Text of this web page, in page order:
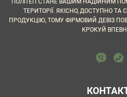
ПОЛІТЕП СТАНЕ ВАШИМ НАДІЙНИМ
ТЕРИТОРІЇ. ЯКІСНО, ДОСТУПНО
ПРОДУКЦІЮ, ТОМУ ФІРМОВИЙ ДЕВІЗ
КРОКУЙ